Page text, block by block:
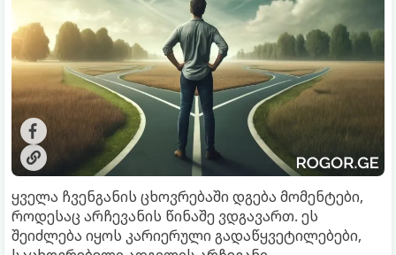
ყველა ჩვენგანის ცხოვრებაში დგება მომენტები,
როდესაც არჩევანის წინაშე ვდგავართ. ეს
შეიძლება იყოს კარიერული გადაწყვეტილებები,